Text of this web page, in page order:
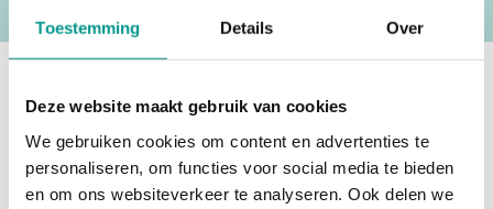
Toestemming Details Over
Deze website maakt gebruik van cookies
We gebruiken cookies om content en advertenties te
personaliseren, om functies voor social media te bieden
en om ons websiteverkeer te analyseren. Ook delen we
Onze werkwijze
Direct contact opnemen